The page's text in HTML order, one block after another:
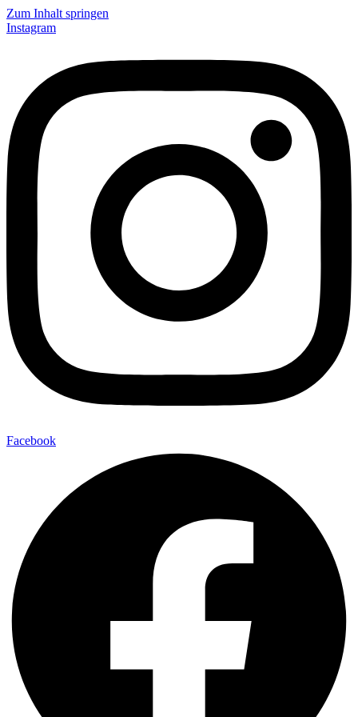
Zum Inhalt springen
Instagram
Facebook